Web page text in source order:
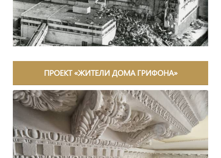
ПРОЕКТ «ЖИТЕЛИ ДОМА ГРИФОНА»